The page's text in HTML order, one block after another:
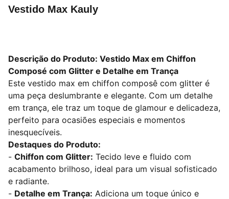
Vestido Max Kauly
Descrição do Produto: Vestido Max em Chiffon
Composé com Glitter e Detalhe em Trança
Este vestido max em chiffon composê com glitter é
uma peça deslumbrante e elegante. Com um detalhe
em trança, ele traz um toque de glamour e delicadeza,
perfeito para ocasiões especiais e momentos
inesquecíveis.
Destaques do Produto:
- Chiffon com Glitter: Tecido leve e fluido com
acabamento brilhoso, ideal para um visual sofisticado
e radiante.
- Detalhe em Trança: Adiciona um toque único e